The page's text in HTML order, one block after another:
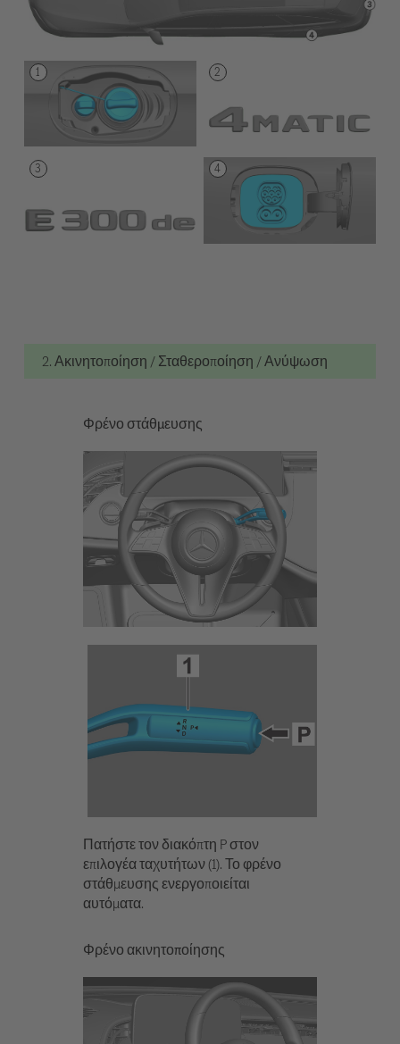
2. Ακινητοποίηση / Σταθεροποίηση / Ανύψωση
Φρένο στάθμευσης
Πατήστε τον διακόπτη P στον
επιλογέα ταχυτήτων (1). Το φρένο
στάθμευσης ενεργοποιείται
αυτόματα.
Φρένο ακινητοποίησης